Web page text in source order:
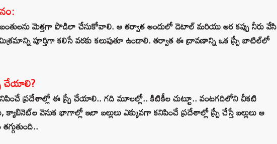
మెత్తగా పొడిలా చేసుకోవాలి. ఆ తర్వాత అందులో డెటాల్ మరియు అర కప్పు నీరు వేసి
పూర్తిగా కలిసే వరకు కలుపుతూ ఉండాలి. తర్వాత ఈ ద్రావణాన్ని ఒక స్ప్రే బాటిల్‌లో
చేయాలి?
కనిపించే ప్రదేశాల్లో ఈ స్ప్రే చేయాలి.. గది మూలల్లో.. కిటికీల చుట్టూ.. వంటగదిలోని చీకటి
వెనుక భాగాల్లో ఇలా బల్లులు ఎక్కువగా కనిపించే ప్రదేశాల్లో స్ప్రే చేస్తే బల్లులు ఆ